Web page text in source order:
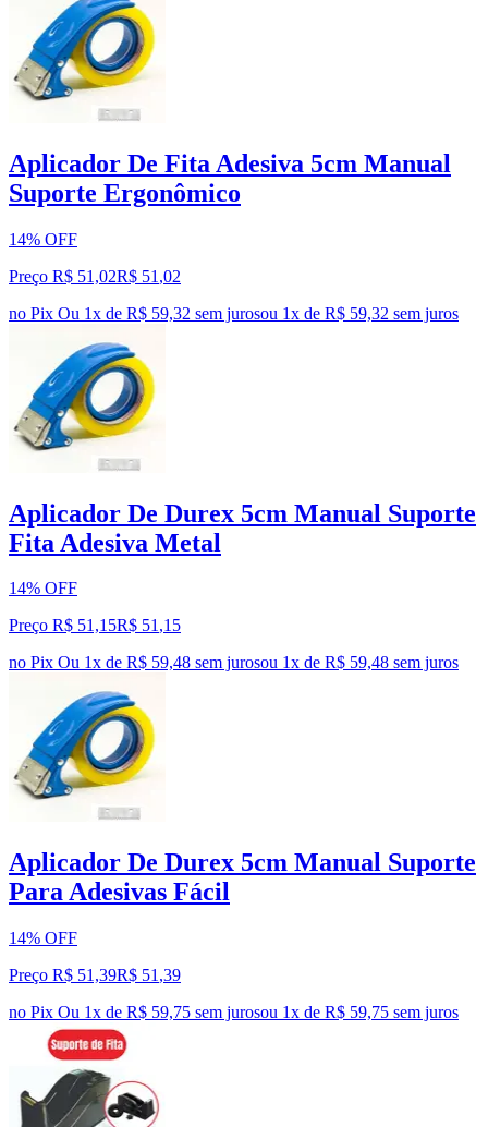
Aplicador De Fita Adesiva 5cm Manual
Suporte Ergonômico
14% OFF
Preço R$ 51,02R$ 51 ,02
no Pix Ou 1x de R$ 59,32 sem jurosou 1x de R$ 59,32 sem juros
Aplicador De Durex 5cm Manual Suporte
Fita Adesiva Metal
14% OFF
Preço R$ 51,15R$ 51,15
no Pix Ou 1x de R$ 59,48 sem jurosou 1x de R$ 59,48 sem juros
Aplicador De Durex 5cm Manual Suporte
Para Adesivas Fácil
14% OFF
Preço R$ 51,39R$ 51 ,39
no Pix Ou 1x de R$ 59,75 sem jurosou 1x de R$ 59,75 sem juros